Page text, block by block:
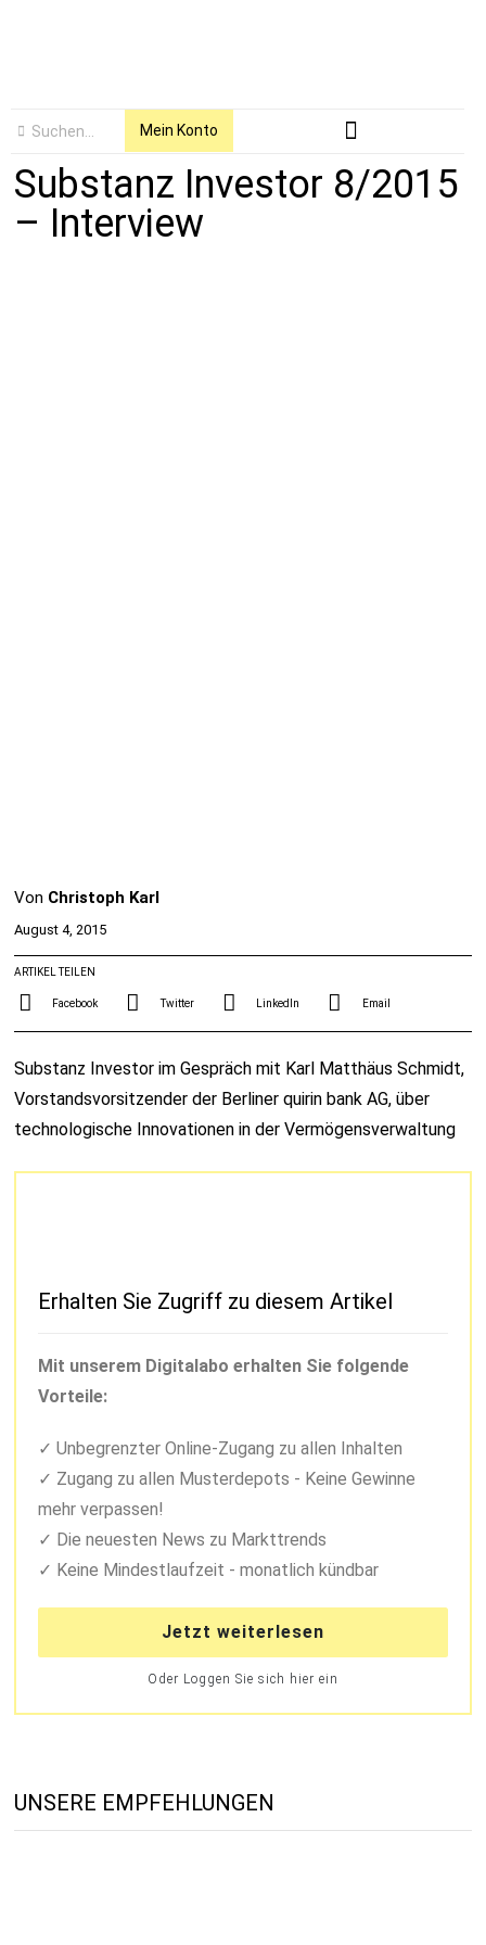
Mein Konto
Substanz Investor 8/2015
– Interview
Von Christoph Karl
August 4, 2015
ARTIKEL TEILEN
Facebook Twitter LinkedIn Email
Substanz Investor im Gespräch mit Karl Matthäus Schmidt,
Vorstandsvorsitzender der Berliner quirin bank AG, über
technologische Innovationen in der Vermögensverwaltung
Erhalten Sie Zugriff zu diesem Artikel
Mit unserem Digitalabo erhalten Sie folgende
Vorteile:
Unbegrenzter Online-Zugang zu allen Inhalten
Zugang zu allen Musterdepots - Keine Gewinne
mehr verpassen!
Die neuesten News zu Markttrends
Keine Mindestlaufzeit - monatlich kündbar
Jetzt weiterlesen
Oder Loggen Sie sich hier ein
UNSERE EMPFEHLUNGEN